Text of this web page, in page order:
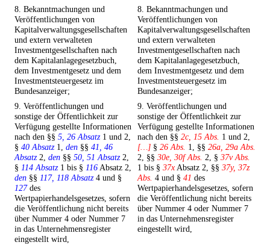
8. Bekanntmachungen und
Veröffentlichungen von
Kapitalverwaltungsgesellschaften
und extern verwalteten
Investmentgesellschaften nach
dem Kapitalanlagegesetzbuch,
dem Investmentgesetz und dem
Investmentsteuergesetz im
Bundesanzeiger;
8. Bekanntmachungen und
Veröffentlichungen von
Kapitalverwaltungsgesellschaften
und extern verwalteten
Investmentgesellschaften nach
dem Kapitalanlagegesetzbuch,
dem Investmentgesetz und dem
Investmentsteuergesetz im
Bundesanzeiger;
9. Veröffentlichungen und
sonstige der Öffentlichkeit zur
Verfügung gestellte Informationen
nach den §§ 5, 26 Absatz1 und 2,
§ 40 Absatz1, den §§ 41, 46
Absatz2, den §§ 50, 51 Absatz2,
§ 114 Absatz1 bis § 116Absatz 2,
den §§ 117, 118 Absatz4 und §
127des
Wertpapierhandelsgesetzes, sofern
die Veröffentlichung nicht bereits
über Nummer 4 oder Nummer 7
in das Unternehmensregister
eingestellt wird,
9. Veröffentlichungen und
sonstige der Öffentlichkeit zur
Verfügung gestellte Informationen
nach den §§ 2c, 15 Abs. 1 und 2,
[…] § 26 Abs. 1, §§ 26a, 29a Abs.
2, §§ 30e, 30f Abs. 2, § 37v Abs.
1 bis § 37xAbsatz 2, §§ 37y, 37z
Abs. 4 und § 41 des
Wertpapierhandelsgesetzes, sofern
die Veröffentlichung nicht bereits
über Nummer 4 oder Nummer 7
in das Unternehmensregister
eingestellt wird,